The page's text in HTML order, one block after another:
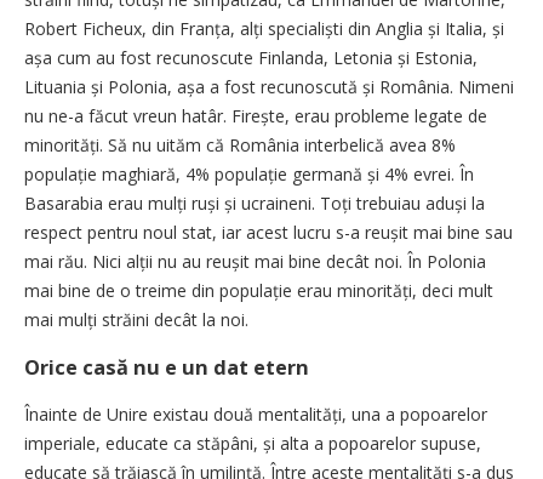
Robert Ficheux, din Franța, alți specialiști din Anglia și Italia, și
așa cum au fost recunoscute Finlanda, Letonia și Estonia,
Lituania și Polonia, așa a fost recunoscută și România. Nimeni
nu ne-a făcut vreun hatâr. Firește, erau probleme legate de
minorități. Să nu uităm că România interbelică avea 8%
populație maghiară, 4% populație germană și 4% evrei. În
Basarabia erau mulți ruși și ucraineni. Toți trebuiau aduși la
respect pentru noul stat, iar acest lucru s-a reușit mai bine sau
mai rău. Nici alții nu au reușit mai bine decât noi. În Polonia
mai bine de o treime din populație erau minorități, deci mult
mai mulți străini decât la noi.
Orice casă nu e un dat etern
Înainte de Unire existau două mentalități, una a popoarelor
imperiale, educate ca stăpâni, și alta a popoarelor supuse,
educate să trăiască în umilință. Între aceste mentalități s-a dus